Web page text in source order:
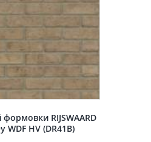
RIJSWAARD
WDF HV (DR41B)